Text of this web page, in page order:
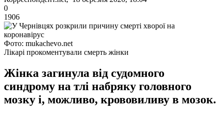
0
1906
Фото: mukachevo.net
Лікарі прокоментували смерть жінки
Жінка загинула від судомного
синдрому на тлі набряку головного
мозку і, можливо, крововиливу в мозок.